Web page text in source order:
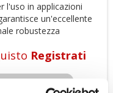
l'uso in applicazioni
un'eccellente
robustezza
Registrati